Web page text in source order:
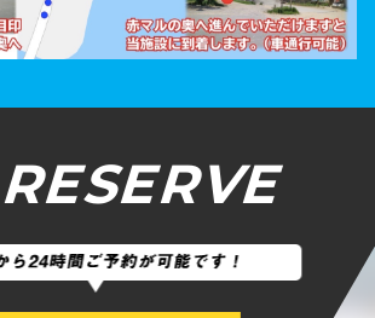
RESERVE